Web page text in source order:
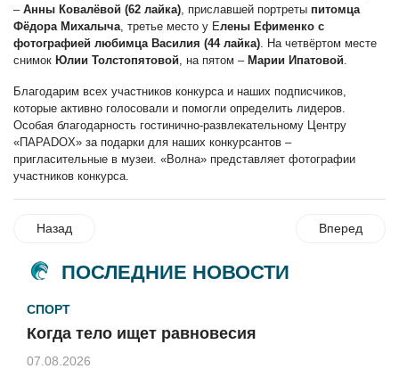
– Анны Ковалёвой (62 лайка) , приславшей портреты питомца
Фёдора Михалыча , третье место у Елены Ефименко с
фотографией любимца Василия (44 лайка) . На четвёртом месте
снимок Юлии Толстопятовой , на пятом – Марии Ипатовой
Благодарим всех участников конкурса и наших подписчиков,
которые активно голосовали и помогли определить лидеров.
Особая благодарность гостинично-развлекательному Центру
«ПАРАDOX» за подарки для наших конкурсантов –
пригласительные в музеи. «Волна» представляет фотографии
участников конкурса.
Назад Вперед
ПОСЛЕДНИЕ НОВОСТИ
СПОРТ
Когда тело ищет равновесия
07.08.2026